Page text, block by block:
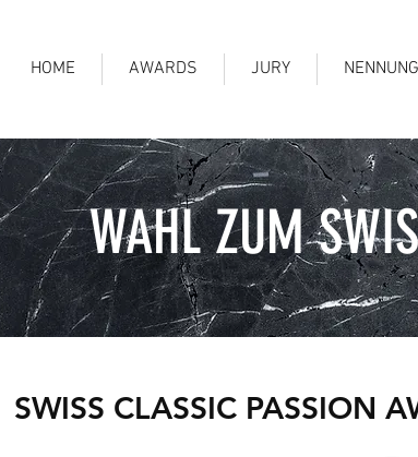
HOME AWARDS JURY
WAHL ZUM
SWISS CLASSIC PASSION